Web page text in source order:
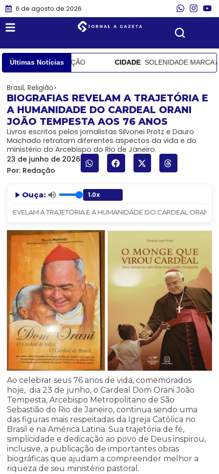
6 de agosto de 2026
Últimas Notícias
DE COMPROVAÇÃO CIDADE SOLENIDADE MARCA A
Brasil,Religião
BIOGRAFIAS REVELAM A TRAJETÓRIA E
A HUMANIDADE DO CARDEAL ORANI
JOÃO TEMPESTA AOS 76 ANOS
Livros escritos pelos jornalistas Silvonei Protz e Dauro
Machado retratam diferentes aspectos da vida e do
ministério do Arcebispo do Rio de Janeiro.
23 de junho de 2026
Por: Redação
Ouça:
A TRAJETÓRIA E A HUMANIDADE DO CARDEAL ORANI
Ao celebrar seus 76 anos de vida, comemorados
hoje, dia 23 de junho, o Cardeal Dom Orani João
Tempesta, Arcebispo Metropolitano de São
Sebastião do Rio de Janeiro, continua sendo uma
das figuras mais respeitadas da Igreja Católica no
Brasil e na América Latina. Sua trajetória de fé,
simplicidade e dedicação ao povo de Deus inspirou,
inclusive, a publicação de importantes obras
biográficas que ajudam a compreender melhor a
riqueza de seu ministério pastoral.